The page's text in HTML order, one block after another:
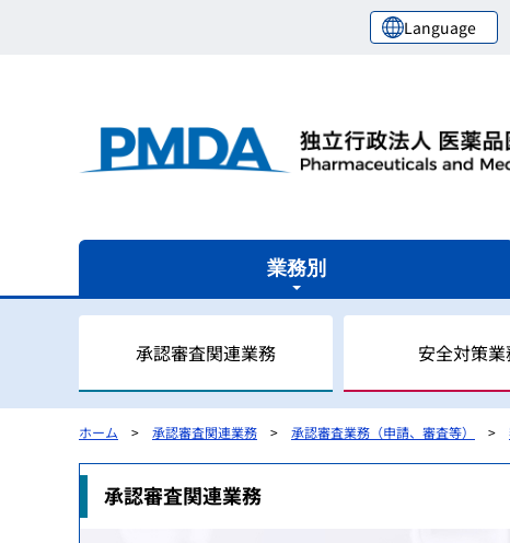
Language
業務別
承認審査関連業務
審査関連業務の概要
安全対策
安全対策業務の概要
健康被害救済業務の概要
レギュラトリーサイエンスセンターの概要
国際関係業務の概要
ホーム 承認審査関連業務 承認審査業務（申請、審査等）
承認審査関連業務